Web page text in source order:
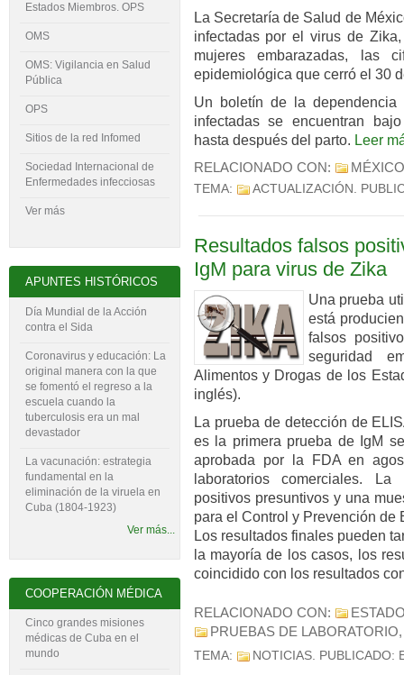
La Secretaría de Salud de
infectadas por el virus de
mujeres embarazadas, las
epidemiológica que cerró el 30
Un boletín de la dependencia
infectadas se encuentran
hasta después del parto. Leer
RELACIONADO CON: MÉXICO
TEMA: ACTUALIZACIÓN .
Resultados falsos
IgM para virus de Zika
Una prueba
está
falsos
seguridad
Alimentos y Drogas de los
inglés).
La prueba de detección de
es la primera prueba de IgM
aprobada por la FDA en
laboratorios comerciales.
positivos presuntivos y una
para el Control y Prevención de
Los resultados finales pueden
la mayoría de los casos, los
coincidido con los resultados
RELACIONADO CON:
PRUEBAS DE LABORATORIO
TEMA: NOTICIAS. PUBLICADO:
Estados Miembros. OPS
OMS
OMS: Vigilancia en Salud
Pública
OPS
Sitios de la red Infomed
Sociedad Internacional de
Enfermedades infecciosas
Ver más
APUNTES HISTÓRICOS
Día Mundial de la Acción
contra el Sida
Coronavirus y educación: La
original manera con la que
se fomentó el regreso a la
escuela cuando la
tuberculosis era un mal
devastador
La vacunación: estrategia
fundamental en la
eliminación de la viruela en
Cuba (1804-‍1923)
Ver más...
COOPERACIÓN MÉDICA
Cinco grandes misiones
médicas de Cuba en el
mundo